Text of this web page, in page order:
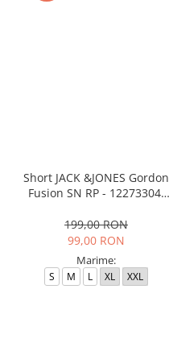
Short JACK &JONES Gordon
Fusion SN RP - 12273304-
199,00 RON
99,00 RON
Marime:
S M L XL XXL